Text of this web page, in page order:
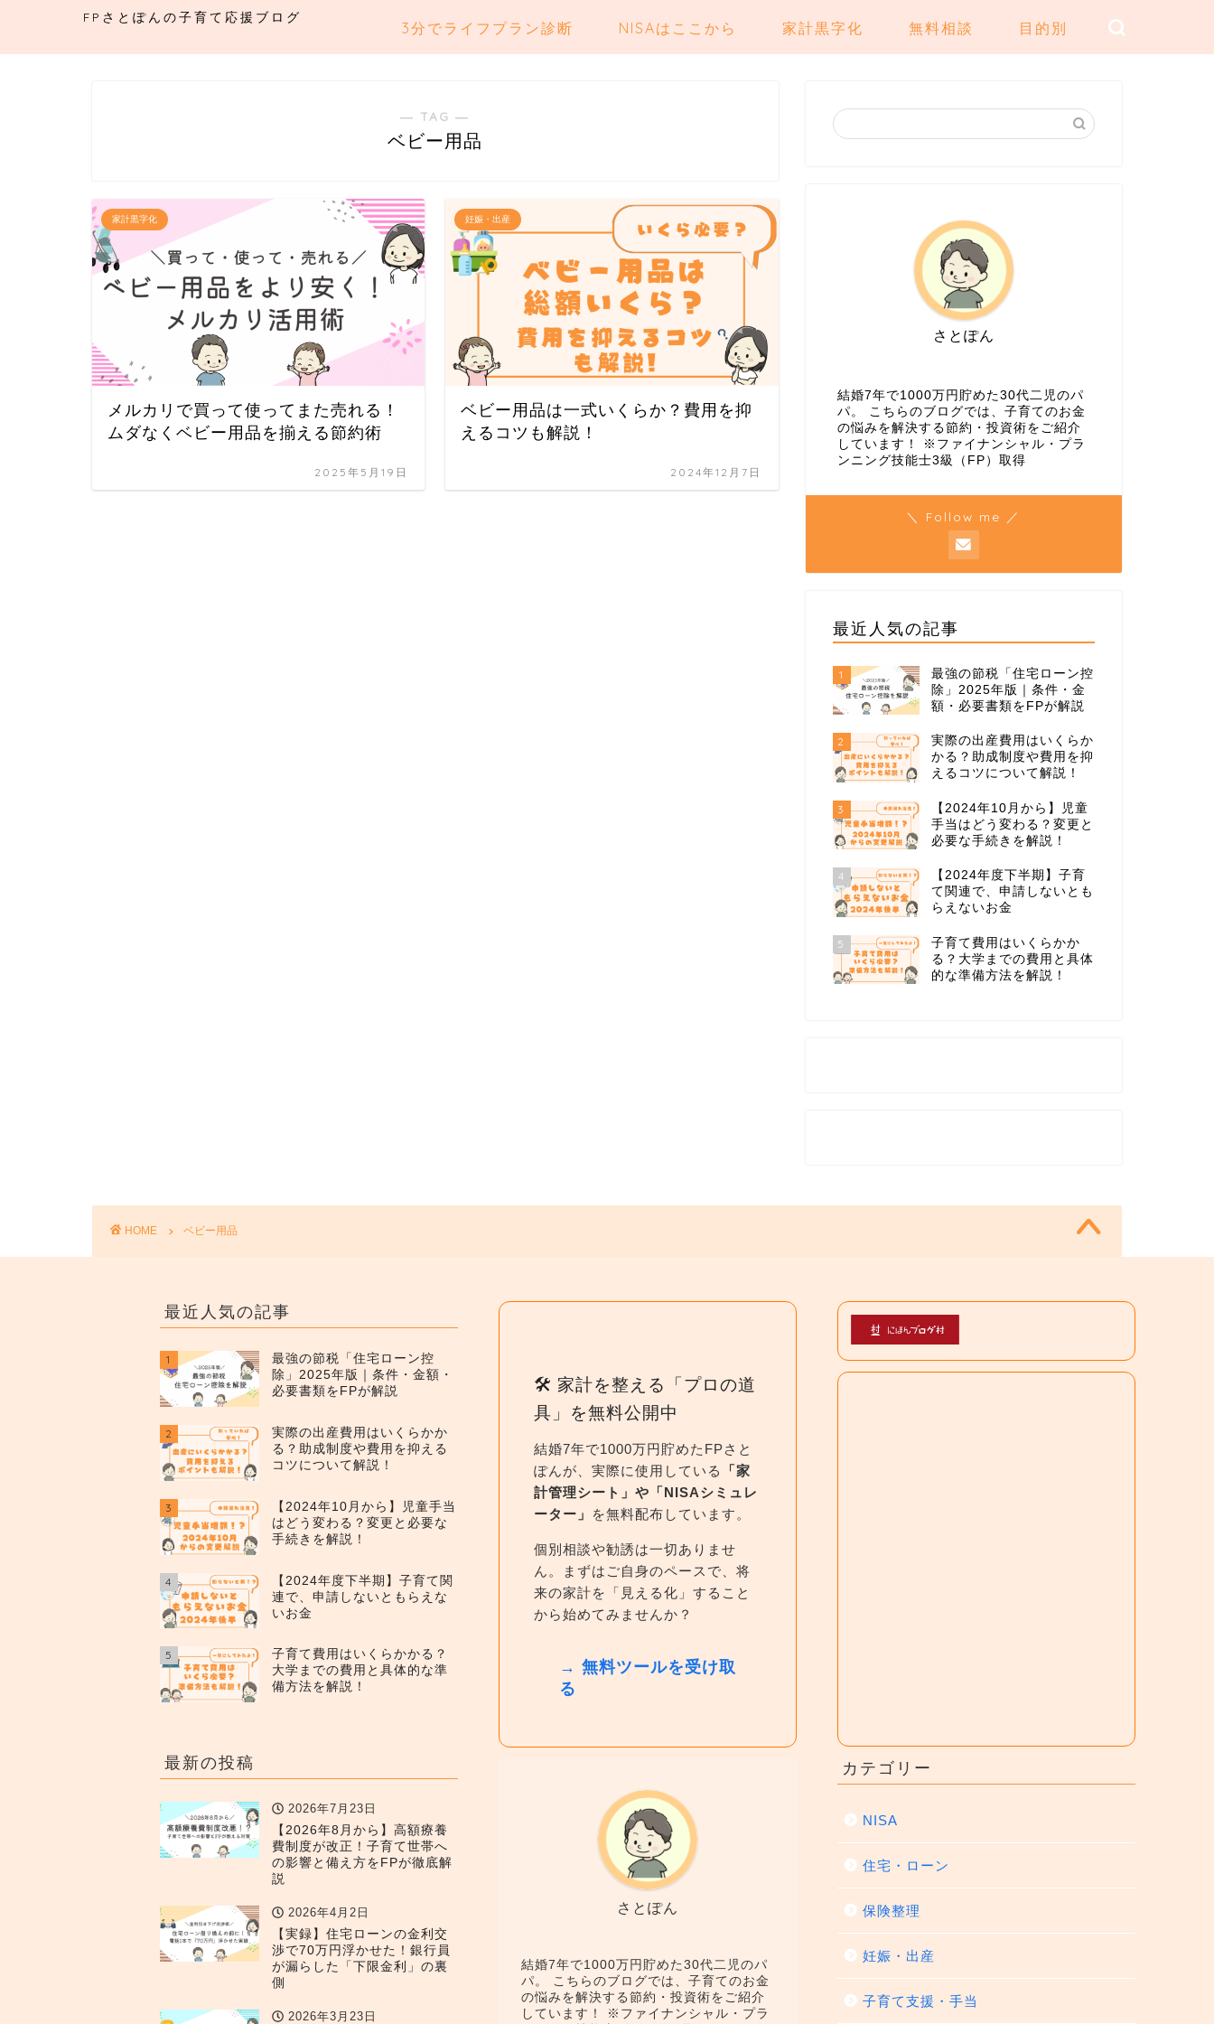
FPさとぽんの子育て応援ブログ
3分でライフプラン診断 NISAはここから 家計黒字化 無料相談 目的別
― TAG ―
ベビー用品
家計黒字化
メルカリで買って使ってまた売れる！
ムダなくベビー用品を揃える節約術
2025年5月19日
妊娠・出産
ベビー用品は一式いくらか？費用を抑
えるコツも解説！
2024年12月7日
さとぽん
結婚7年で1000万円貯めた30代二児のパ
パ。 こちらのブログでは、子育てのお金
の悩みを解決する節約・投資術をご紹介
しています！ ※ファイナンシャル・プラ
ンニング技能士3級（FP）取得
＼ Follow me ／
最近人気の記事
1
最強の節税「住宅ローン控
除」2025年版｜条件・金
額・必要書類をFPが解説
2
実際の出産費用はいくらか
かる？助成制度や費用を抑
えるコツについて解説！
3
【2024年10月から】児童
手当はどう変わる？変更と
必要な手続きを解説！
4
【2024年度下半期】子育
て関連で、申請しないとも
らえないお金
5
子育て費用はいくらかか
る？大学までの費用と具体
的な準備方法を解説！
HOME ベビー用品
最近人気の記事
1
最強の節税「住宅ローン控
除」2025年版｜条件・金額・
必要書類をFPが解説
2
実際の出産費用はいくらかか
る？助成制度や費用を抑える
コツについて解説！
3
【2024年10月から】児童手当
はどう変わる？変更と必要な
手続きを解説！
4
【2024年度下半期】子育て関
連で、申請しないともらえな
いお金
5
子育て費用はいくらかかる？
大学までの費用と具体的な準
備方法を解説！
最新の投稿
2026年7月23日
【2026年8月から】高額療養
費制度が改正！子育て世帯へ
の影響と備え方をFPが徹底解
説
2026年4月2日
【実録】住宅ローンの金利交
渉で70万円浮かせた！銀行員
が漏らした「下限金利」の裏
側
2026年3月23日
🛠 家計を整える「プロの道
具」を無料公開中
結婚7年で1000万円貯めたFPさと
ぽんが、実際に使用している
「家
計管理シート」や「NISAシミュレ
ーター」
を無料配布しています。
個別相談や勧誘は一切ありませ
ん。まずはご自身のペースで、将
来の家計を「見える化」すること
から始めてみませんか？
→ 無料ツールを受け取
る
さとぽん
結婚7年で1000万円貯めた30代二児のパ
パ。 こちらのブログでは、子育てのお金
の悩みを解決する節約・投資術をご紹介
しています！ ※ファイナンシャル・プラ
カテゴリー
NISA
住宅・ローン
保険整理
妊娠・出産
子育て支援・手当